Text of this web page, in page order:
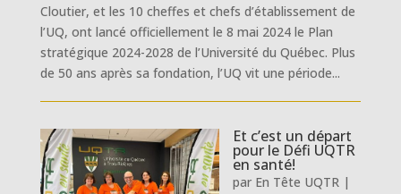
Cloutier, et les 10 cheffes et chefs d’établissement de
l’UQ, ont lancé officiellement le 8 mai 2024 le Plan
stratégique 2024-2028 de l’Université du Québec. Plus
de 50 ans après sa fondation, l’UQ vit une période...
Et c’est un départ
pour le Défi UQTR
en santé!
par En Tête UQTR|